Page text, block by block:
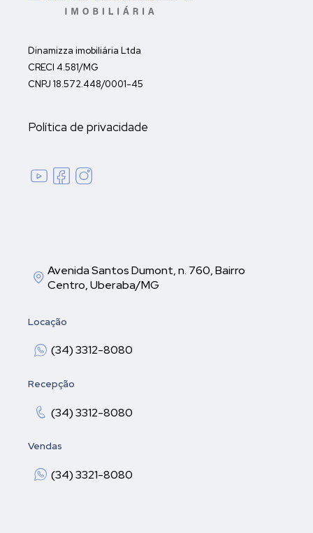
Dinamizza imobiliária Ltda
CRECI 4.581/MG
CNPJ 18.572.448/0001-45
Política de privacidade
Avenida Santos Dumont, n. 760, Bairro
Centro, Uberaba/MG
Locação
(34) 3312-8080
Recepção
(34) 3312-8080
Vendas
(34) 3321-8080